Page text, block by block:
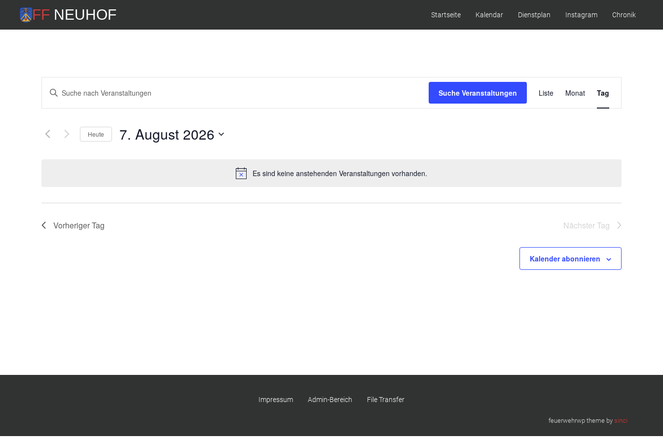
Startseite Kalendar Dienstplan Instagram Chronik
Hinweis
Es sind keine anstehenden Veranstaltungen vorhanden.
Veranstaltungen
Suche
und
Ansichten,
Bitte
nach
Suche Veranstaltungen
Ansichten-
Liste Monat Tag
Heute 7. August 2026
Vorheriger Tag Nächster Tag
Kalender abonnieren
Impressum Admin-Bereich File Transfer
feuerwehrwp theme by sinci